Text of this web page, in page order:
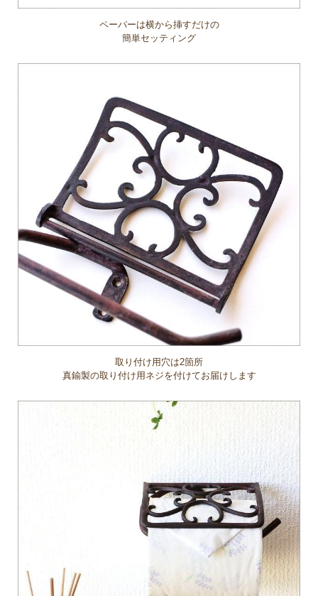
ペーパーは横から挿すだけの
簡単セッティング
取り付け用穴は2箇所
真鍮製の取り付け用ネジを付けてお届けします